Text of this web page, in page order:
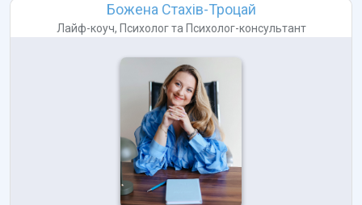
Божена Стахів-Троцай
Лайф-коуч, Психологта Психолог-консультант